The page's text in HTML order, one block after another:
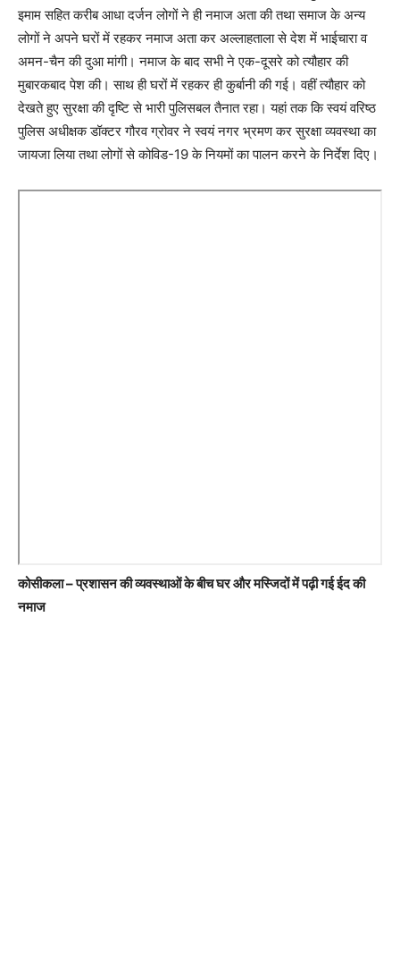
इमाम सहित करीब आधा दर्जन लोगों ने ही नमाज अता की तथा समाज के अन्य
लोगों ने अपने घरों में रहकर नमाज अता कर अल्लाहताला से देश में भाईचारा व
अमन-चैन की दुआ मांगी। नमाज के बाद सभी ने एक-दूसरे को त्यौहार की
मुबारकबाद पेश की। साथ ही घरों में रहकर ही कुर्बानी की गई। वहीं त्यौहार को
देखते हुए सुरक्षा की दृष्टि से भारी पुलिसबल तैनात रहा। यहां तक कि स्वयं वरिष्ठ
पुलिस अधीक्षक डॉक्टर गौरव ग्रोवर ने स्वयं नगर भ्रमण कर सुरक्षा व्यवस्था का
जायजा लिया तथा लोगों से कोविड-19 के नियमों का पालन करने के निर्देश दिए।
कोसीकला – प्रशासन की व्यवस्थाओं के बीच घर और मस्जिदों में पढ़ी गई ईद की
नमाज